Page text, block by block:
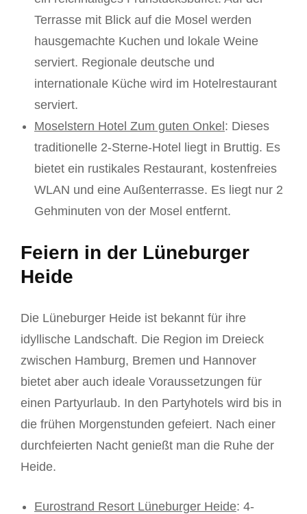
Terrasse mit Blick auf die Mosel werden
hausgemachte Kuchen und lokale Weine
serviert. Regionale deutsche und
internationale Küche wird im Hotelrestaurant
serviert.
Moselstern Hotel Zum guten Onkel: Dieses
traditionelle 2-Sterne-Hotel liegt in Bruttig. Es
bietet ein rustikales Restaurant, kostenfreies
WLAN und eine Außenterrasse. Es liegt nur 2
Gehminuten von der Mosel entfernt.
Feiern in der Lüneburger
Heide
Die Lüneburger Heide ist bekannt für ihre
idyllische Landschaft. Die Region im Dreieck
zwischen Hamburg, Bremen und Hannover
bietet aber auch ideale Voraussetzungen für
einen Partyurlaub. In den Partyhotels wird bis in
die frühen Morgenstunden gefeiert. Nach einer
durchfeierten Nacht genießt man die Ruhe der
Heide.
Eurostrand Resort Lüneburger Heide: 4-